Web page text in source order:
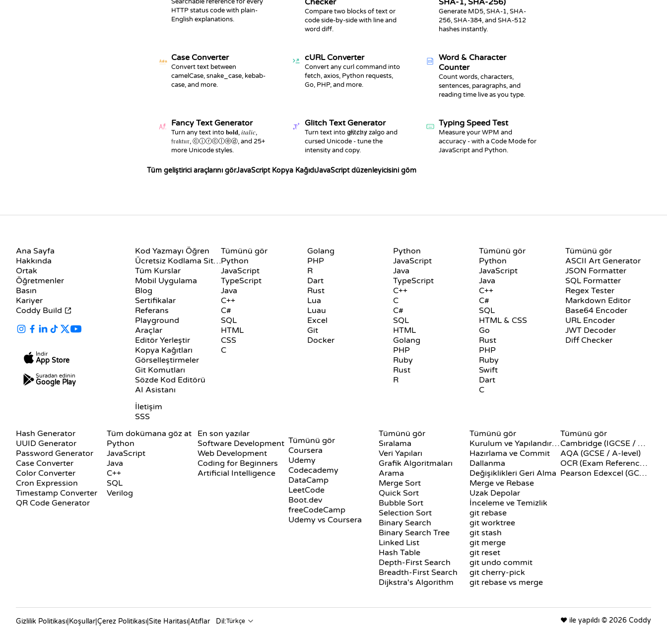
HTTP status code with plain-
English explanations.
Checker
Compare two blocks of text or
code side-by-side with line and
word diff.
SHA-1, SHA-256)
Generate MD5, SHA-1, SHA-
256, SHA-384, and SHA-512
hashes instantly.
Aaa Case Converter
Convert text between
camelCase, snake_case, kebab-
case, and more.
cURL Converter
Convert any curl command into
fetch, axios, Python requests,
Go, PHP, and more.
123
Word & Character
Counter
Count words, characters,
sentences, paragraphs, and
reading time live as you type.
Fancy Text Generator
Turn any text into 𝐛𝐨𝐥𝐝, 𝑖𝑡𝑎𝑙𝑖𝑐,
𝔣𝔯𝔞𝔨𝔱𝔲𝔯, ⓒⓘⓡⓒⓛⓔⓓ, and 25+
more Unicode styles.
Glitch Text Generator
Turn text into g̷l̷i̷t̷c̷h̷y̷ zalgo and
cursed Unicode - tune the
intensity and copy.
Typing Speed Test
Measure your WPM and
accuracy - with a Code Mode for
JavaScript and Python.
Tüm geliştirici araçlarını görJavaScript Kopya KağıdıJavaScript düzenleyicisini göm
Ana Sayfa
Hakkında
Ortak
Öğretmenler
Basın
Kariyer
Coddy Build
İndir
App Store
Şuradan edinin
Google Play
Kod Yazmayı Öğren
Ücretsiz Kodlama Siteleri
Tüm Kurslar
Mobil Uygulama
Blog
Sertifikalar
Referans
Playground
Araçlar
Editör Yerleştir
Kopya Kağıtları
Görselleştirmeler
Git Komutları
Sözde Kod Editörü
AI Asistanı
İletişim
SSS
Tümünü gör
Python
JavaScript
TypeScript
Java
C++
C#
SQL
HTML
CSS
C
Golang
PHP
R
Dart
Rust
Lua
Luau
Excel
Git
Docker
Python
JavaScript
Java
TypeScript
C++
C
C#
SQL
HTML
Golang
PHP
Ruby
Rust
R
Tümünü gör
Python
JavaScript
Java
C++
C#
SQL
HTML & CSS
Go
Rust
PHP
Ruby
Swift
Dart
C
Tümünü gör
ASCII Art Generator
JSON Formatter
SQL Formatter
Regex Tester
Markdown Editor
Base64 Encoder
URL Encoder
JWT Decoder
Diff Checker
Hash Generator
UUID Generator
Password Generator
Case Converter
Color Converter
Cron Expression
Timestamp Converter
QR Code Generator
Tüm dokümana göz at
Python
JavaScript
Java
C++
SQL
Verilog
En son yazılar
Software Development
Web Development
Coding for Beginners
Artificial Intelligence
Tümünü gör
Coursera
Udemy
Codecademy
DataCamp
LeetCode
Boot.dev
freeCodeCamp
Udemy vs Coursera
Tümünü gör
Sıralama
Veri Yapıları
Grafik Algoritmaları
Arama
Merge Sort
Quick Sort
Bubble Sort
Selection Sort
Binary Search
Binary Search Tree
Linked List
Hash Table
Depth-First Search
Breadth-First Search
Dijkstra's Algorithm
Tümünü gör
Kurulum ve Yapılandırma
Hazırlama ve Commit
Dallanma
Değişiklikleri Geri Alma
Merge ve Rebase
Uzak Depolar
İnceleme ve Temizlik
git rebase
git worktree
git stash
git merge
git reset
git undo commit
git cherry-pick
git rebase vs merge
Tümünü gör
Cambridge (IGCSE / A-Level)
AQA (GCSE / A-level)
OCR (Exam Reference Language)
Pearson Edexcel (GCSE)
Gizlilik Politikası|Koşullar|Çerez Politikası|Site Haritası|Atıflar Dil: ❤️ ile yapıldı © 2026 Coddy